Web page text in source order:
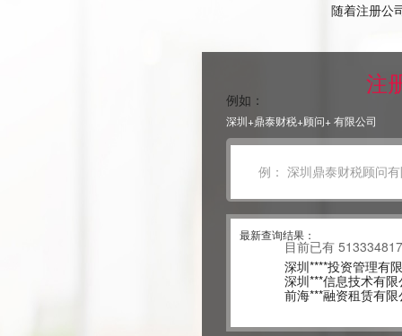
随着注册公
注
例如：
深圳+鼎泰财税+顾问+ 有限公司
最新查询结果：
目前已有 513334817
深圳前海***科技有
前海***融资租赁有
册
深圳前海***科技有
册
深圳市 ***投资有限
册
深圳***电子商务有
深圳市 ***金融有限
****物流管理有限公
****科技有限公司 手
****电子科技有限公
深圳****投资管理有
注册
深圳***信息技术有
册
前海***融资租赁有
册
深圳前海***科技有
前海***融资租赁有